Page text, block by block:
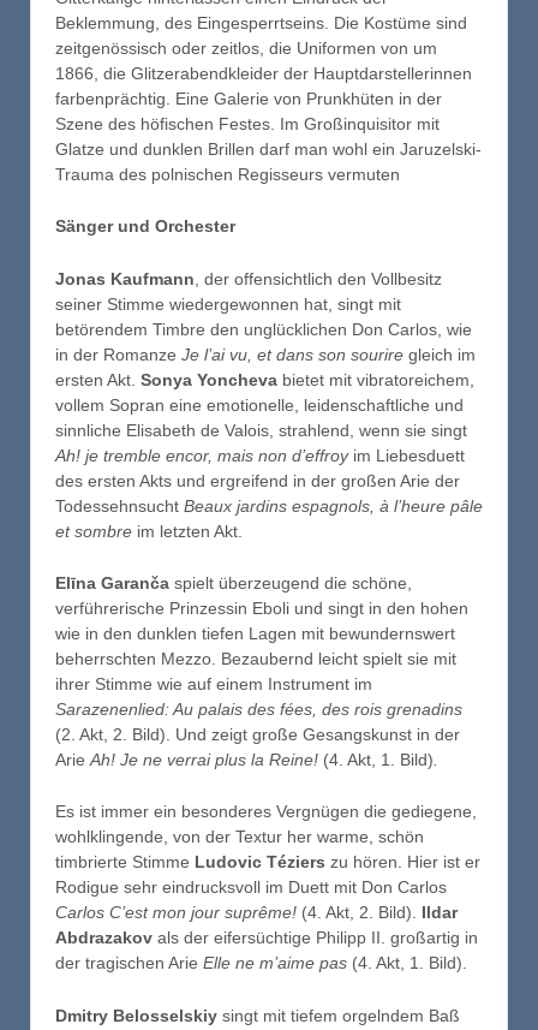
Beklemmung, des Eingesperrtseins. Die Kostüme sind
zeitgenössisch oder zeitlos, die Uniformen von um
1866, die Glitzerabendkleider der Hauptdarstellerinnen
farbenprächtig. Eine Galerie von Prunkhüten in der
Szene des höfischen Festes. Im Großinquisitor mit
Glatze und dunklen Brillen darf man wohl ein Jaruzelski-
Trauma des polnischen Regisseurs vermuten
Sänger und Orchester
Jonas Kaufmann , der offensichtlich den Vollbesitz
seiner Stimme wiedergewonnen hat, singt mit
betörendem Timbre den unglücklichen Don Carlos, wie
in der Romanze Je l’ai vu, et dans son sourire gleich im
ersten Akt. Sonya Yoncheva bietet mit vibratoreichem,
vollem Sopran eine emotionelle, leidenschaftliche und
sinnliche Elisabeth de Valois, strahlend, wenn sie singt
Ah! je tremble encor, mais non d’effroyim Liebesduett
des ersten Akts und ergreifend in der großen Arie der
Todessehnsucht Beaux jardins espagnols, à l’heure pâle
et sombre im letzten Akt.
Elīna Garanča spielt überzeugend die schöne,
verführerische Prinzessin Eboli und singt in den hohen
wie in den dunklen tiefen Lagen mit bewundernswert
beherrschten Mezzo. Bezaubernd leicht spielt sie mit
ihrer Stimme wie auf einem Instrument im
Sarazenenlied: Au palais des fées, des rois grenadins
(2. Akt, 2. Bild). Und zeigt große Gesangskunst in der
Arie Ah! Je ne verrai plus la Reine! (4. Akt, 1. Bild)
Es ist immer ein besonderes Vergnügen die gediegene,
wohlklingende, von der Textur her warme, schön
timbrierte Stimme Ludovic Téziers zu hören. Hier ist er
Rodigue sehr eindrucksvoll im Duett mit Don Carlos
Carlos C’est mon jour suprême! (4. Akt, 2. Bild). Ildar
Abdrazakov als der eifersüchtige Philipp II. großartig in
der tragischen Arie Elle ne m’aime pas (4. Akt, 1. Bild).
Dmitry Belosselskiy singt mit tiefem orgelndem Baß